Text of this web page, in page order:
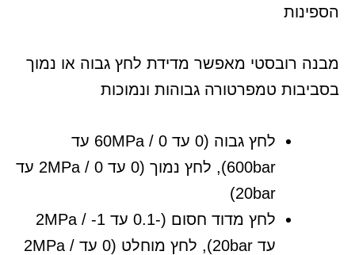
הספינות
מבנה רובסטי מאפשר מדידת לחץ גבוה או נמוך
בסביבות טמפרטורה גבוהות ונמוכות
לחץ גבוה (0 עד 60MPa / 0 עד
600bar), לחץ נמוך (0 עד 2MPa / 0 עד
20bar)
לחץ מדוד חסום (-0.1 עד 2MPa / -1
עד 20bar), לחץ מוחלט (0 עד 2MPa /